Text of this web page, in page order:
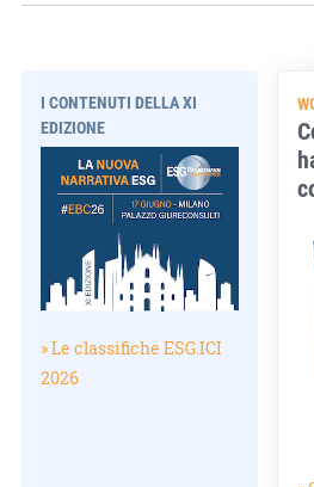
I CONTENUTI DELLA XI
EDIZIONE
» Le classifiche ESG.ICI
2026